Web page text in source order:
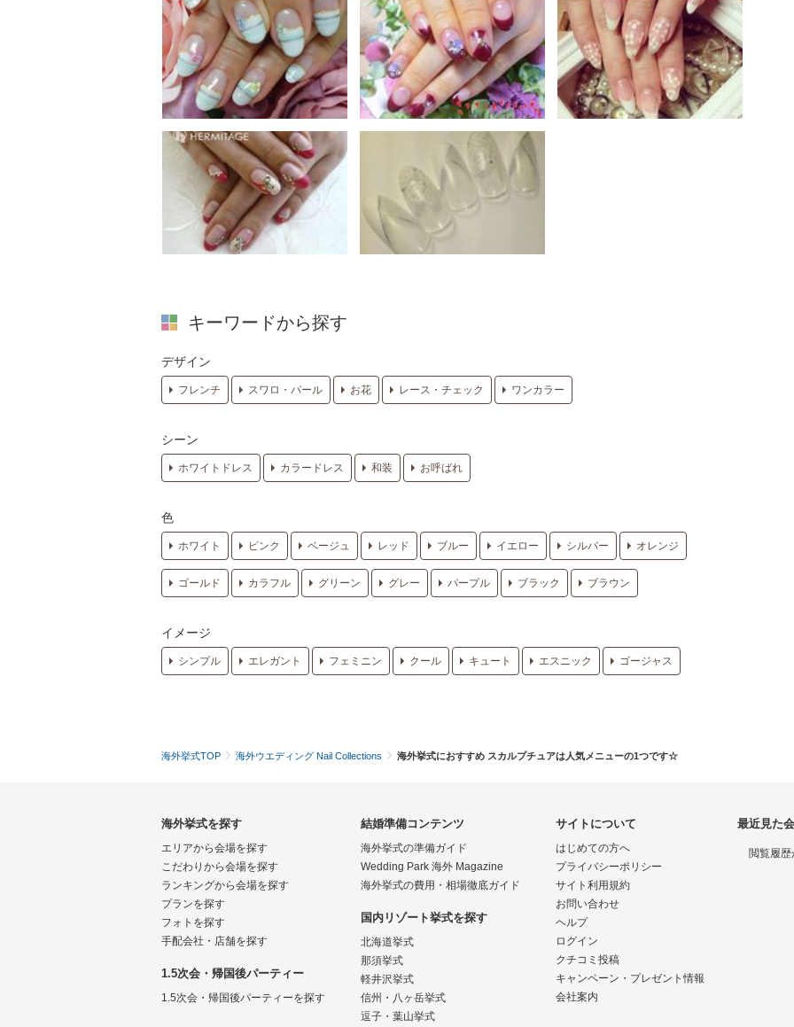
キーワードから探す
デザイン
フレンチ スワロ・パール お花 レース・チェック ワンカラー
シーン
ホワイトドレス カラードレス 和装 お呼ばれ
色
ホワイト ピンク ベージュ レッド ブルー イエロー シルバー オレンジ
ゴールド カラフル グリーン グレー パープル ブラック ブラウン
イメージ
シンプル エレガント フェミニン クール キュート エスニック ゴージャス
海外挙式TOP 海外ウエディング Nail Collections 海外挙式におすすめ スカルプチュアは人気メニューの1つです☆
海外挙式を探す
エリアから会場を探す
こだわりから会場を探す
ランキングから会場を探す
プランを探す
フォトを探す
手配会社・店舗を探す
1.5次会・帰国後パーティー
1.5次会・帰国後パーティーを探す
結婚準備コンテンツ
海外挙式の準備ガイド
Wedding Park 海外 Magazine
海外挙式の費用・相場徹底ガイド
国内リゾート挙式を探す
北海道挙式
那須挙式
軽井沢挙式
信州・八ヶ岳挙式
逗子・葉山挙式
サイトについて
はじめての方へ
プライバシーポリシー
サイト利用規約
お問い合わせ
ヘルプ
ログイン
クチコミ投稿
キャンペーン・プレゼント情報
会社案内
最近見た
閲覧履歴